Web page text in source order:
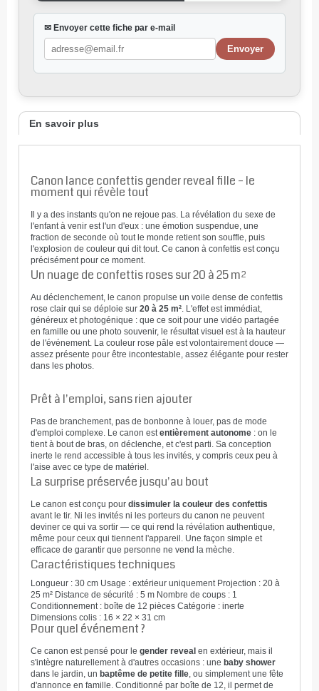
✉ Envoyer cette fiche par e-mail
En savoir plus
Canon lance confettis gender reveal fille – le
moment qui révèle tout
Il y a des instants qu'on ne rejoue pas. La révélation du sexe de
l'enfant à venir est l'un d'eux : une émotion suspendue, une
fraction de seconde où tout le monde retient son souffle, puis
l'explosion de couleur qui dit tout. Ce canon à confettis est conçu
précisément pour ce moment.
Un nuage de confettis roses sur 20 à 25 m²
Au déclenchement, le canon propulse un voile dense de confettis
rose clair qui se déploie sur 20 à 25 m². L'effet est immédiat,
généreux et photogénique : que ce soit pour une vidéo partagée
en famille ou une photo souvenir, le résultat visuel est à la hauteur
de l'événement. La couleur rose pâle est volontairement douce —
assez présente pour être incontestable, assez élégante pour rester
dans les photos.
Prêt à l'emploi, sans rien ajouter
Pas de branchement, pas de bonbonne à louer, pas de mode
d'emploi complexe. Le canon estentièrement autonome : on le
tient à bout de bras, on déclenche, et c'est parti. Sa conception
inerte le rend accessible à tous les invités, y compris ceux peu à
l'aise avec ce type de matériel.
La surprise préservée jusqu'au bout
Le canon est conçu pour dissimuler la couleur des confettis
avant le tir. Ni les invités ni les porteurs du canon ne peuvent
deviner ce qui va sortir — ce qui rend la révélation authentique,
même pour ceux qui tiennent l'appareil. Une façon simple et
efficace de garantir que personne ne vend la mèche.
Caractéristiques techniques
Longueur : 30 cm Usage : extérieur uniquement Projection : 20 à
25 m² Distance de sécurité : 5 m Nombre de coups : 1
Conditionnement : boîte de 12 pièces Catégorie : inerte
Dimensions colis : 16 × 22 × 31 cm
Pour quel événement ?
Ce canon est pensé pour le gender reveal en extérieur, mais il
s'intègre naturellement à d'autres occasions : une baby shower
dans le jardin, un baptême de petite fille, ou simplement une fête
d'annonce en famille. Conditionné par boîte de 12, il permet de